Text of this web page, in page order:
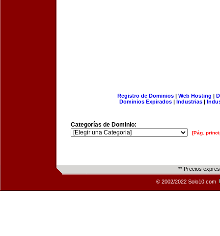
Registro de Dominios| Web Hosting |
Dominios Expirados | Industrias |
Categorías de Dominio:
[Pág.
** Precios
© 2002/2022 Solo10.com